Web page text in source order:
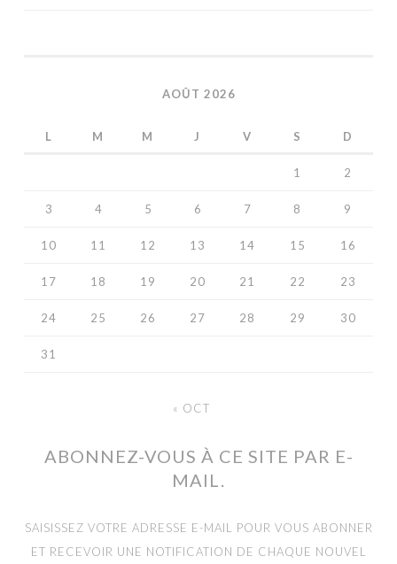
AOÛT 2026
L M M J V S D
1 2
3 4 5 6 7 8 9
10 11 12 13 14 15 16
17 18 19 20 21 22 23
24 25 26 27 28 29 30
31
« OCT
ABONNEZ-VOUS À CE SITE PAR E-
MAIL.
SAISISSEZ VOTRE ADRESSE E-MAIL POUR VOUS ABONNER
ET RECEVOIR UNE NOTIFICATION DE CHAQUE NOUVEL